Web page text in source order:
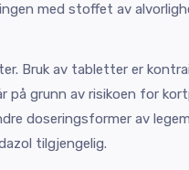
med stoffet av
Bruk av tabletter er
på grunn av risikoen for
doseringsformer av
tilgjengelig.